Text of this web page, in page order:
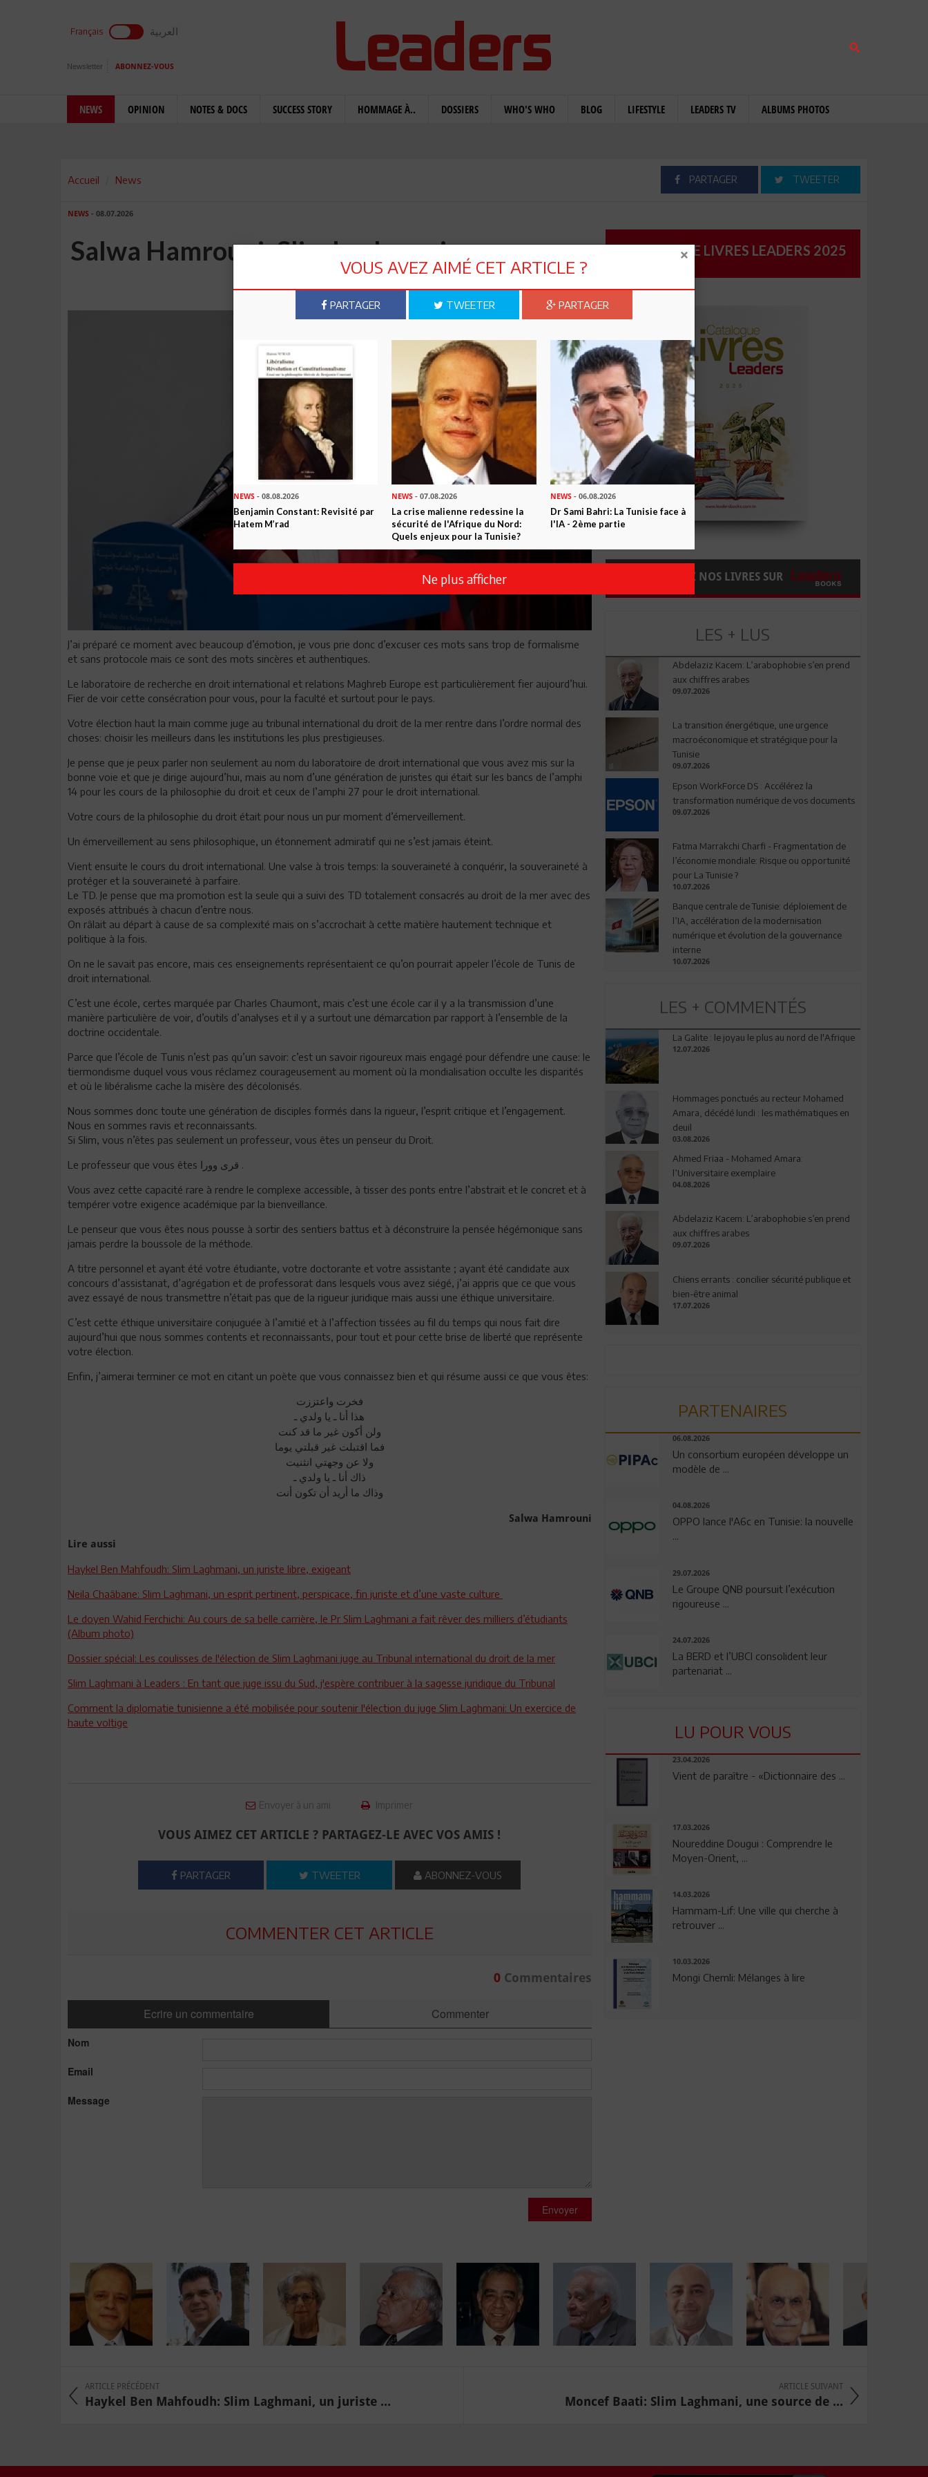
Français العربية
Newsletter ABONNEZ-VOUS
NEWS OPINION NOTES & DOCS SUCCESS STORY HOMMAGE À.. DOSSIERS WHO'S WHO BLOG LIFESTYLE LEADERS TV ALBUMS PHOTOS
Accueil News PARTAGER TWEETER
NEWS - 08.07.2026
Salwa Hamrouni: Slim Laghmani, un penseur
du droit
J’ai préparé ce moment avec beaucoup d’émotion, je vous prie donc d’excuser ces mots sans trop de formalisme
et sans protocole mais ce sont des mots sincères et authentiques.
Le laboratoire de recherche en droit international et relations Maghreb Europe est particulièrement fier aujourd’hui.
Fier de voir cette consécration pour vous, pour la faculté et surtout pour le pays.
Votre élection haut la main comme juge au tribunal international du droit de la mer rentre dans l’ordre normal des
choses: choisir les meilleurs dans les institutions les plus prestigieuses.
Je pense que je peux parler non seulement au nom du laboratoire de droit international que vous avez mis sur la
bonne voie et que je dirige aujourd’hui, mais au nom d’une génération de juristes qui était sur les bancs de l’amphi
14 pour les cours de la philosophie du droit et ceux de l’amphi 27 pour le droit international.
Votre cours de la philosophie du droit était pour nous un pur moment d’émerveillement.
Un émerveillement au sens philosophique, un étonnement admiratif qui ne s’est jamais éteint.
Vient ensuite le cours du droit international. Une valse à trois temps: la souveraineté à conquérir, la souveraineté à
protéger et la souveraineté à parfaire.
Le TD. Je pense que ma promotion est la seule qui a suivi des TD totalement consacrés au droit de la mer avec des
exposés attribués à chacun d’entre nous.
On râlait au départ à cause de sa complexité mais on s’accrochait à cette matière hautement technique et
politique à la fois.
On ne le savait pas encore, mais ces enseignements représentaient ce qu’on pourrait appeler l’école de Tunis de
droit international.
C’est une école, certes marquée par Charles Chaumont, mais c’est une école car il y a la transmission d’une
manière particulière de voir, d’outils d’analyses et il y a surtout une démarcation par rapport à l’ensemble de la
doctrine occidentale.
Parce que l’école de Tunis n’est pas qu’un savoir: c’est un savoir rigoureux mais engagé pour défendre une cause: le
tiermondisme duquel vous vous réclamez courageusement au moment où la mondialisation occulte les disparités
et où le libéralisme cache la misère des décolonisés.
Nous sommes donc toute une génération de disciples formés dans la rigueur, l’esprit critique et l’engagement.
Nous en sommes ravis et reconnaissants.
Si Slim, vous n’êtes pas seulement un professeur, vous êtes un penseur du Droit.
Le professeur que vous êtes قرى وورا .
Vous avez cette capacité rare à rendre le complexe accessible, à tisser des ponts entre l’abstrait et le concret et à
tempérer votre exigence académique par la bienveillance.
Le penseur que vous êtes nous pousse à sortir des sentiers battus et à déconstruire la pensée hégémonique sans
jamais perdre la boussole de la méthode.
A titre personnel et ayant été votre étudiante, votre doctorante et votre assistante ; ayant été candidate aux
concours d’assistanat, d’agrégation et de professorat dans lesquels vous avez siégé, j’ai appris que ce que vous
avez essayé de nous transmettre n’était pas que de la rigueur juridique mais aussi une éthique universitaire.
C’est cette éthique universitaire conjuguée à l’amitié et à l’affection tissées au fil du temps qui nous fait dire
aujourd’hui que nous sommes contents et reconnaissants, pour tout et pour cette brise de liberté que représente
votre élection.
Enfin, j’aimerai terminer ce mot en citant un poète que vous connaissez bien et qui résume aussi ce que vous êtes:
فخرت واعتززت
هذا أنا ـ يا ولدي ـ
ولن أكون غير ما قد كنت
فما اقتبلت غير قبلتي يوما
ولا عن وجهتي انثنيت
ذاك أنا ـ يا ولدي ـ
وذاك ما أريد أن تكون أنت
Salwa Hamrouni
Lire aussi
Haykel Ben Mahfoudh: Slim Laghmani, un juriste libre, exigeant
Neila Chaâbane: Slim Laghmani, un esprit pertinent, perspicace, fin juriste et d’une vaste culture
Le doyen Wahid Ferchichi: Au cours de sa belle carrière, le Pr Slim Laghmani a fait rêver des milliers d’étudiants
(Album photo)
Dossier spécial: Les coulisses de l'élection de Slim Laghmani juge au Tribunal international du droit de la mer
Slim Laghmani à Leaders : En tant que juge issu du Sud, j'espère contribuer à la sagesse juridique du Tribunal
Comment la diplomatie tunisienne a été mobilisée pour soutenir l'élection du juge Slim Laghmani: Un exercice de
haute voltige
Envoyer à un ami Imprimer
VOUS AIMEZ CET ARTICLE ? PARTAGEZ-LE AVEC VOS AMIS !
PARTAGER TWEETER ABONNEZ-VOUS
COMMENTER CET ARTICLE
0Commentaires
Ecrire un commentaire Commenter
Nom
Email
Message
Envoyer
CATALOGUE LIVRES LEADERS 2025
COMMANDEZ NOS LIVRES SUR
LES + LUS
Abdelaziz Kacem: L’arabophobie s’en prend
aux chiffres arabes
09.07.2026
La transition énergétique, une urgence
macroéconomique et stratégique pour la
Tunisie
09.07.2026
Epson WorkForce DS : Accélérez la
transformation numérique de vos documents
09.07.2026
Fatma Marrakchi Charfi - Fragmentation de
l’économie mondiale: Risque ou opportunité
pour La Tunisie ?
10.07.2026
Banque centrale de Tunisie: déploiement de
l’IA, accélération de la modernisation
numérique et évolution de la gouvernance
interne
10.07.2026
LES + COMMENTÉS
La Galite : le joyau le plus au nord de l'Afrique
12.07.2026
Hommages ponctués au recteur Mohamed
Amara, décédé lundi : les mathématiques en
deuil
03.08.2026
Ahmed Friaa - Mohamed Amara:
l’Universitaire exemplaire
04.08.2026
Abdelaziz Kacem: L’arabophobie s’en prend
aux chiffres arabes
09.07.2026
Chiens errants : concilier sécurité publique et
bien-être animal
17.07.2026
PARTENAIRES
06.08.2026
Un consortium européen développe un
modèle de ...
04.08.2026
OPPO lance l'A6c en Tunisie: la nouvelle
...
29.07.2026
Le Groupe QNB poursuit l’exécution
rigoureuse ...
24.07.2026
La BERD et l’UBCI consolident leur
partenariat ...
LU POUR VOUS
23.04.2026
Vient de paraître - «Dictionnaire des ...
17.03.2026
Noureddine Dougui : Comprendre le
Moyen-Orient, ...
14.03.2026
Hammam-Lif: Une ville qui cherche à
retrouver ...
10.03.2026
Mongi Chemli: Mélanges à lire
ARTICLE PRÉCÉDENT
Haykel Ben Mahfoudh: Slim Laghmani, un juriste ...
ARTICLE SUIVANT
Moncef Baati: Slim Laghmani, une source de ...
VOUS AVEZ AIMÉ CET ARTICLE ?
PARTAGER TWEETER PARTAGER
NEWS - 08.08.2026
Benjamin Constant: Revisité par
Hatem M’rad
NEWS - 07.08.2026
La crise malienne redessine la
sécurité de l'Afrique du Nord:
Quels enjeux pour la Tunisie?
NEWS- 06.08.2026
Dr Sami Bahri: La Tunisie face à
l'IA - 2ème partie
Ne plus afficher